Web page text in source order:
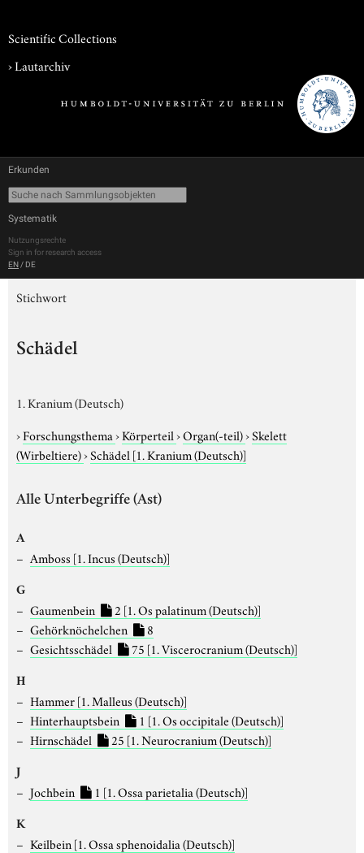
Scientific Collections
›Lautarchiv
Erkunden
Systematik
Nutzungsrechte
Sign in for research access
EN / DE
Stichwort
Schädel
1. Kranium (Deutsch)
›Forschungsthema›Körperteil›Organ(-teil)›Skelett
(Wirbeltiere)›Schädel [1. Kranium (Deutsch)]
Alle Unterbegriffe (Ast)
A
Amboss [1. Incus (Deutsch)]
G
Gaumenbein 2 [1. Os palatinum (Deutsch)]
Gehörknöchelchen
8
Gesichtsschädel
75 [1. Viscerocranium (Deutsch)]
H
Hammer[1. Malleus (Deutsch)]
Hinterhauptsbein
1 [1. Os occipitale (Deutsch)]
Hirnschädel
25 [1. Neurocranium (Deutsch)]
J
Jochbein 1 [1. Ossa parietalia (Deutsch)]
K
Keilbein [1. Ossa sphenoidalia (Deutsch)]